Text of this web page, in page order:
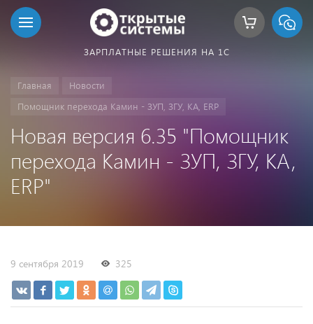
ЗАРПЛАТНЫЕ РЕШЕНИЯ НА 1С
Главная
Новости
Помощник перехода Камин - ЗУП, ЗГУ, КА, ERP
Новая версия 6.35 "Помощник
перехода Камин - ЗУП, ЗГУ, КА,
ERP"
9 сентября 2019 325